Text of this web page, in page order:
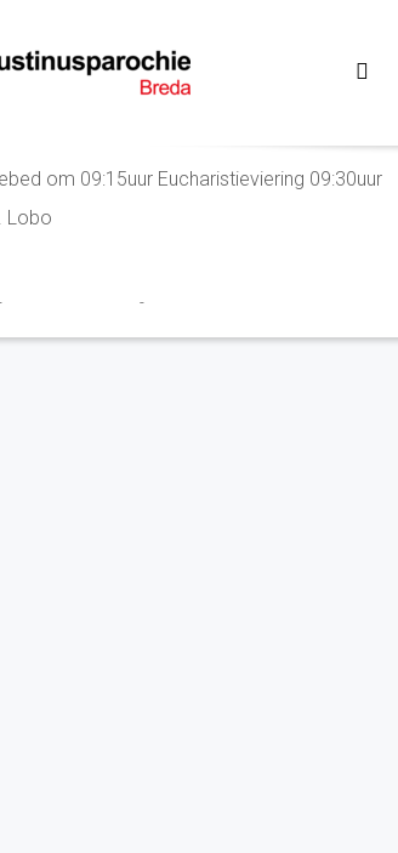
en Eucharistie
om 09:15uur Eucharistieviering 09:30uur
Lobo
-